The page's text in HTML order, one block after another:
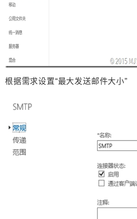
根据需求设置“最大发送邮件大小”